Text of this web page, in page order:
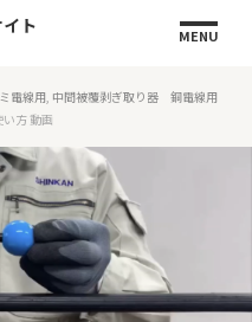
ト MENU
電線用, 中間被覆剥ぎ取り器 銅電線用
方 動画